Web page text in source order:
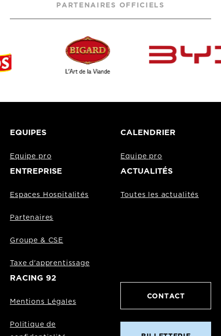
PARTENAIRES OFFICIELS
EQUIPES
Equipe pro
CALENDRIER
Equipe pro
ENTREPRISE
Espaces Hospitalités
Partenaires
Groupe & CSE
Taxe d'apprentissage
ACTUALITÉS
Toutes les actualités
RACING 92
Mentions Légales
Politique de
CONTACT